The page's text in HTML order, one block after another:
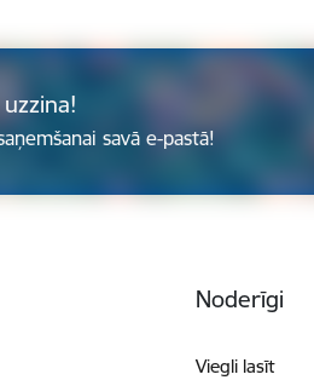
savā e-pastā!
Noderīgi
Viegli lasīt